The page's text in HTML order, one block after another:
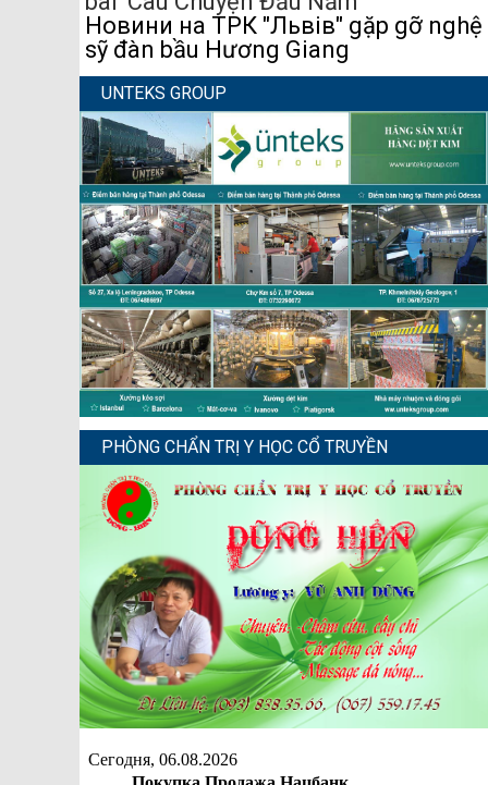
Новини на ТРК "Львів" gặp gỡ nghệ
sỹ đàn bầu Hương Giang
UNTEKS GROUP
PHÒNG CHẨN TRỊ Y HỌC CỔ TRUYỀN